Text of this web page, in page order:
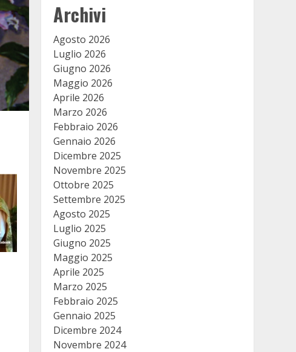
Archivi
Agosto 2026
Luglio 2026
Giugno 2026
Maggio 2026
Aprile 2026
Marzo 2026
Febbraio 2026
Gennaio 2026
Dicembre 2025
Novembre 2025
Ottobre 2025
Settembre 2025
Agosto 2025
Luglio 2025
Giugno 2025
Maggio 2025
Aprile 2025
Marzo 2025
Febbraio 2025
Gennaio 2025
Dicembre 2024
Novembre 2024